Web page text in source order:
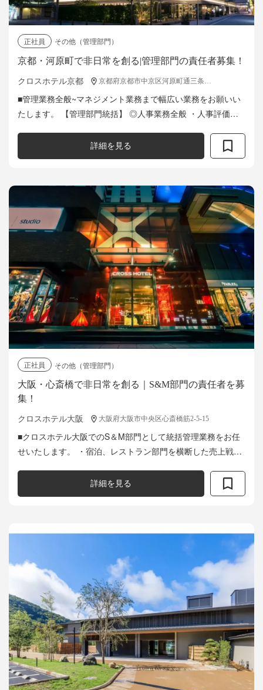
正社員
その他（管理部門）
京都・河原町で非日常を創る|管理部門の責任者募集！
クロスホテル京都
■管理業務全般~マネジメント業務まで幅広い業務をお願いい
たします。 【管理部門統括】 ◎人事業務全般 ・人事評価制
採用活動 ・教育制度構...
詳細を見る
正社員
その他（管理部門）
大阪・心斎橋で非日常を創る｜S&M部門の責任者を募
集！
クロスホテル大阪 大阪府大阪市中央区心斎橋筋2-5-15
■クロスホテル大阪でのS＆M部門として統括管理業務をお任
せいたします。 ・宿泊、レストラン部門を横断した売上戦
ニングを導き出し、ADRを中心...
詳細を見る